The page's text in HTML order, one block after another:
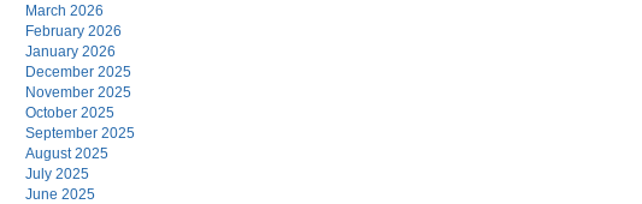
March 2026
February 2026
January 2026
December 2025
November 2025
October 2025
September 2025
August 2025
July 2025
June 2025